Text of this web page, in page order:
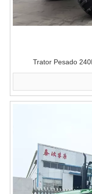
Trator Pesado